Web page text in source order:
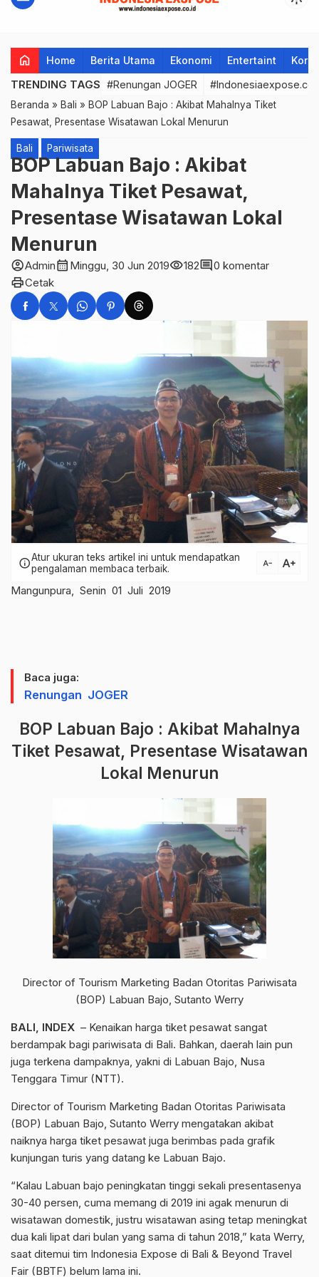
home Home Berita Utama Ekonomi Entertaint
TRENDING TAGS #Renungan JOGER
Beranda » Bali » BOP Labuan Bajo : Akibat Mahalnya Tiket
Pesawat, Presentase Wisatawan Lokal Menurun
Bali Pariwisata
BOP Labuan Bajo : Akibat
Mahalnya Tiket Pesawat,
Presentase Wisatawan Lokal
Menurun
account_circleAdmincalendar_month Minggu, 30 Jun 2019visibility182comment0 komentar
printCetak
infoAtur ukuran teks artikel ini untuk mendapatkan
pengalaman membaca terbaik.
text_decrease text_increase
Mangunpura, Senin 01 Juli 2019
Baca juga:
Renungan JOGER
BOP Labuan Bajo : Akibat Mahalnya
Tiket Pesawat, Presentase Wisatawan
Lokal Menurun
Director of Tourism Marketing Badan Otoritas Pariwisata
(BOP) Labuan Bajo, Sutanto Werry
BALI, INDEX – Kenaikan harga tiket pesawat sangat
berdampak bagi pariwisata di Bali. Bahkan, daerah lain pun
juga terkena dampaknya, yakni di Labuan Bajo, Nusa
Tenggara Timur (NTT).
Director of Tourism Marketing Badan Otoritas Pariwisata
(BOP) Labuan Bajo, Sutanto Werry mengatakan akibat
naiknya harga tiket pesawat juga berimbas pada grafik
kunjungan turis yang datang ke Labuan Bajo.
“Kalau Labuan bajo peningkatan tinggi sekali presentasenya
30-40 persen, cuma memang di 2019 ini agak menurun di
wisatawan domestik, justru wisatawan asing tetap meningkat
dua kali lipat dari bulan yang sama di tahun 2018,” kata Werry,
saat ditemui tim Indonesia Expose di Bali & Beyond Travel
Fair (BBTF) belum lama ini.